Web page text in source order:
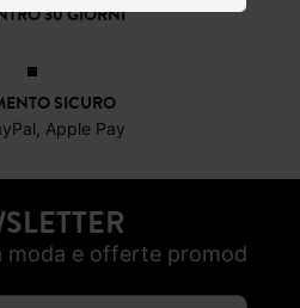
30 GIORNI
SICURO
Apple Pay
moda e offerte promod